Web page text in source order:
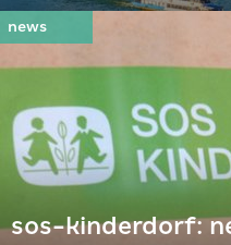
sos-kinderdorf: